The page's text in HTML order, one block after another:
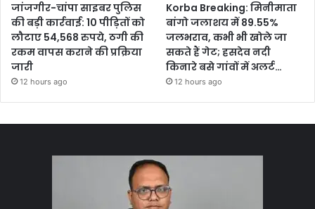
जांजगीर-चांपा साइबर पुलिस
की बड़ी कार्रवाई: 10 पीड़ितों को
लौटाए 54,568 रुपये, ठगी की
रकम वापस कराने की प्रक्रिया
जारी
12 hours ago
Korba Breaking: मिनीमाता
बांगो जलाशय में 89.55%
जलभराव, कभी भी खोले जा
सकते हैं गेट; हसदेव नदी
किनारे बसे गांवों में अलर्ट…
12 hours ago